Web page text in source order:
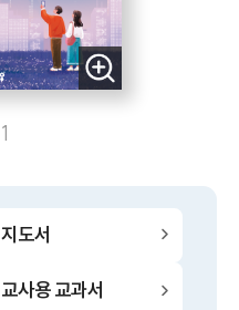
지도서
교사용 교과서
1